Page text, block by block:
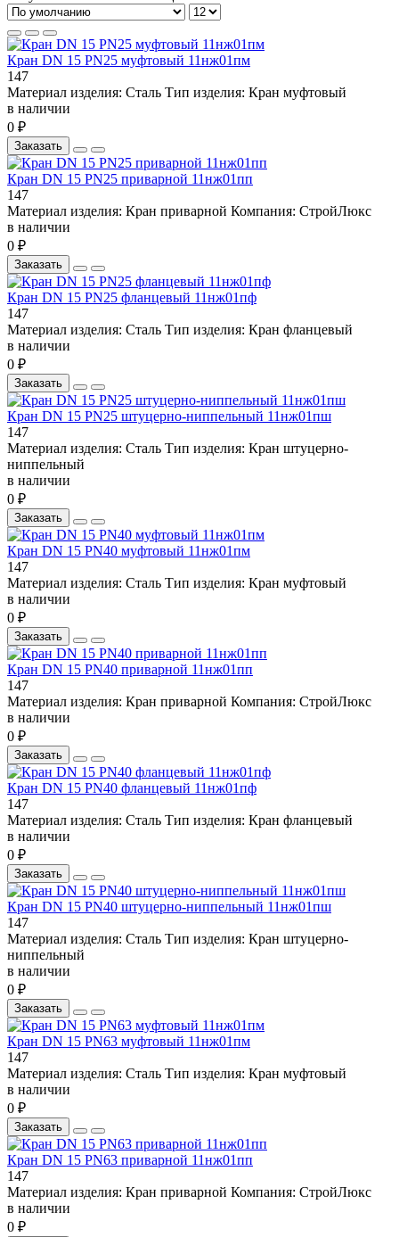
Кран DN 15 PN25 муфтовый 11нж01пм
147
Материал изделия: Сталь Тип изделия: Кран муфтовый
в наличии
0 ₽
Заказать
Кран DN 15 PN25 приварной 11нж01пп
147
Материал изделия: Кран приварной Компания: СтройЛюкс
в наличии
0 ₽
Заказать
Кран DN 15 PN25 фланцевый 11нж01пф
147
Материал изделия: Сталь Тип изделия: Кран фланцевый
в наличии
0 ₽
Заказать
Кран DN 15 PN25 штуцерно-ниппельный 11нж01пш
147
Материал изделия: Сталь Тип изделия: Кран штуцерно-
ниппельный
в наличии
0 ₽
Заказать
Кран DN 15 PN40 муфтовый 11нж01пм
147
Материал изделия: Сталь Тип изделия: Кран муфтовый
в наличии
0 ₽
Заказать
Кран DN 15 PN40 приварной 11нж01пп
147
Материал изделия: Кран приварной Компания: СтройЛюкс
в наличии
0 ₽
Заказать
Кран DN 15 PN40 фланцевый 11нж01пф
147
Материал изделия: Сталь Тип изделия: Кран фланцевый
в наличии
0 ₽
Заказать
Кран DN 15 PN40 штуцерно-ниппельный 11нж01пш
147
Материал изделия: Сталь Тип изделия: Кран штуцерно-
ниппельный
в наличии
0 ₽
Заказать
Кран DN 15 PN63 муфтовый 11нж01пм
147
Материал изделия: Сталь Тип изделия: Кран муфтовый
в наличии
0 ₽
Заказать
Кран DN 15 PN63 приварной 11нж01пп
147
Материал изделия: Кран приварной Компания: СтройЛюкс
в наличии
0 ₽